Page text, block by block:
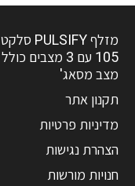
מזלף PULSIFY סלקט
105 עם 3 מצבים כולל
מצב מסאג'
תקנון אתר
מדיניות פרטיות
הצהרת נגישות
חנויות מורשות